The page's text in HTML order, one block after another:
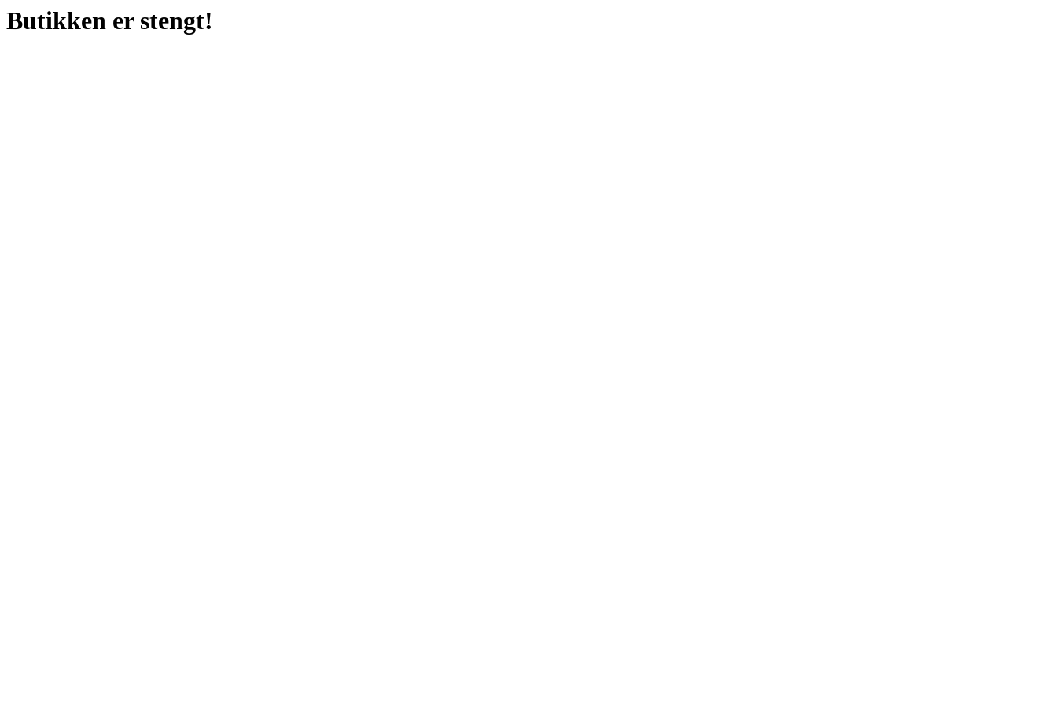
Butikken er stengt!